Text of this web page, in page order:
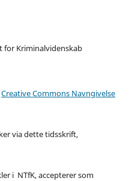
for Kriminalvidenskab
Creative Commons Navngivelse
via dette tidsskrift,
i NTfK, accepterer som